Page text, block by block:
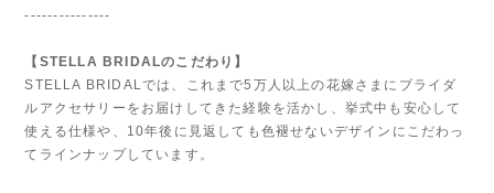
---------------
【STELLA BRIDALのこだわり】
STELLA BRIDALでは、これまで5万人以上の花嫁さまにブライダ
ルアクセサリーをお届けしてきた経験を活かし、挙式中も安心して
使える仕様や、10年後に見返しても色褪せないデザインにこだわっ
てラインナップしています。